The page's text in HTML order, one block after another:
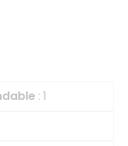
: 1